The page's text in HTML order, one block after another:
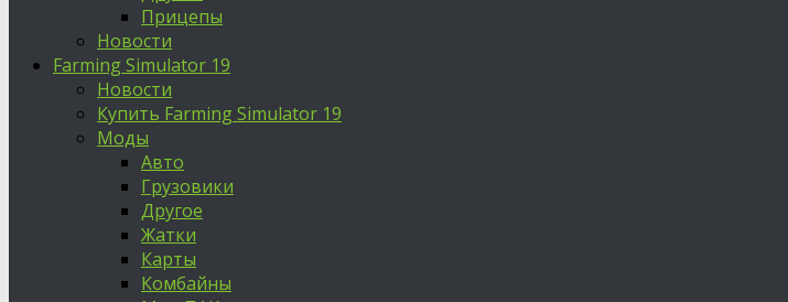
Прицепы
Новости
Farming Simulator 19
Новости
Купить Farming Simulator 19
Моды
Авто
Грузовики
Другое
Жатки
Карты
Комбайны